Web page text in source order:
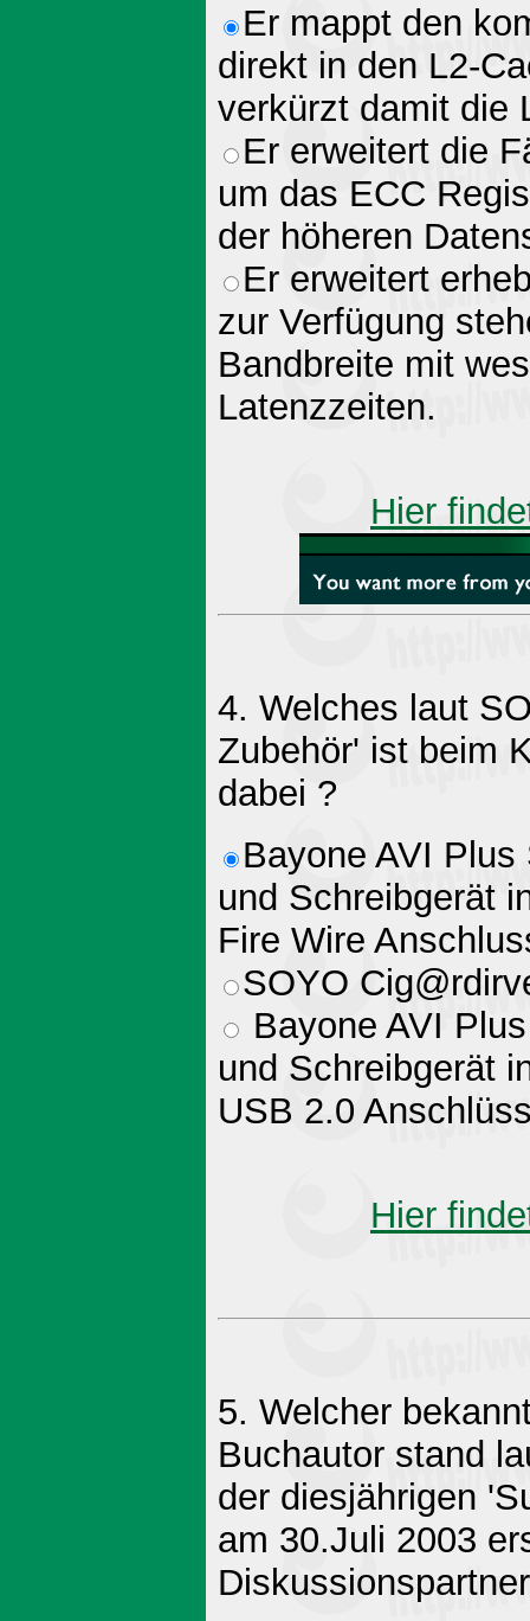
Er mappt den
direkt in den L2-
verkürzt damit die
Er erweitert die
um das ECC
der höheren
Er erweitert
zur Verfügung
Bandbreite mit
Latenzzeiten.
Hier
4. Welches laut
Zubehör' ist beim
dabei ?
Bayone AVI
und Schreibgerät
Fire Wire
SOYO
Bayone AVI
und Schreibgerät
USB 2.0
Hier
5. Welcher
Buchautor stand
der diesjährigen
am 30.Juli 2003